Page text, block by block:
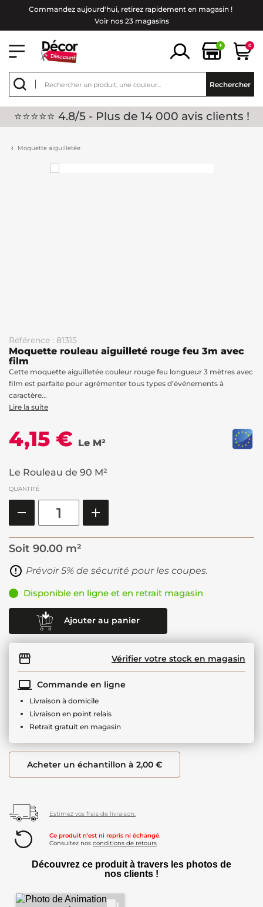
Commandez aujourd'hui, retirez rapidement en magasin !
Voir nos 23 magasins
+ 0
Rechercher
⭐⭐⭐⭐⭐ 4.8/5 - Plus de 14 000 avis clients !
Moquette aiguilletée
Référence : 81315
Moquette rouleau aiguilleté rouge feu 3m avec
film
Cette moquette aiguilletée couleur rouge feu longueur 3 mètres avec
film est parfaite pour agrémenter tous types d’événements à
caractère...
Lire la suite
4,15 € Le M²
Le Rouleau de 90 M²
QUANTITÉ
Soit 90.00 m²
Prévoir 5% de sécurité pour les coupes.
Disponible en ligne et en retrait magasin
Ajouter au panier
Vérifier votre stock en magasin
Commande en ligne
Livraison à domicile
Livraison en point relais
Retrait gratuit en magasin
Acheter un échantillon à 2,00 €
Estimez vos frais de livraison.
Ce produit n'est ni repris ni échangé.
Consultez nos conditions de retours
Découvrez ce produit à travers les photos de
nos clients !